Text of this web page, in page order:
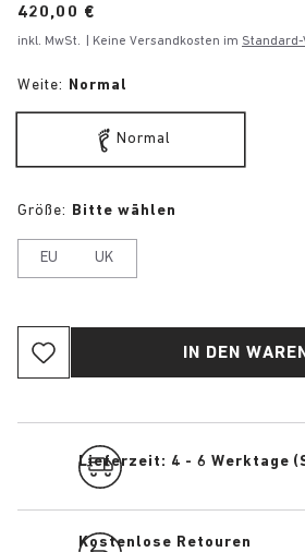
Price:
420,00 €
inkl. MwSt. | Keine Versandkosten im Standard-
Weite: Normal
Normal
Größe: Bitte wählen
EU UK
IN DEN
Lieferzeit: 4 - 6 Werktage
Kostenlose Retouren